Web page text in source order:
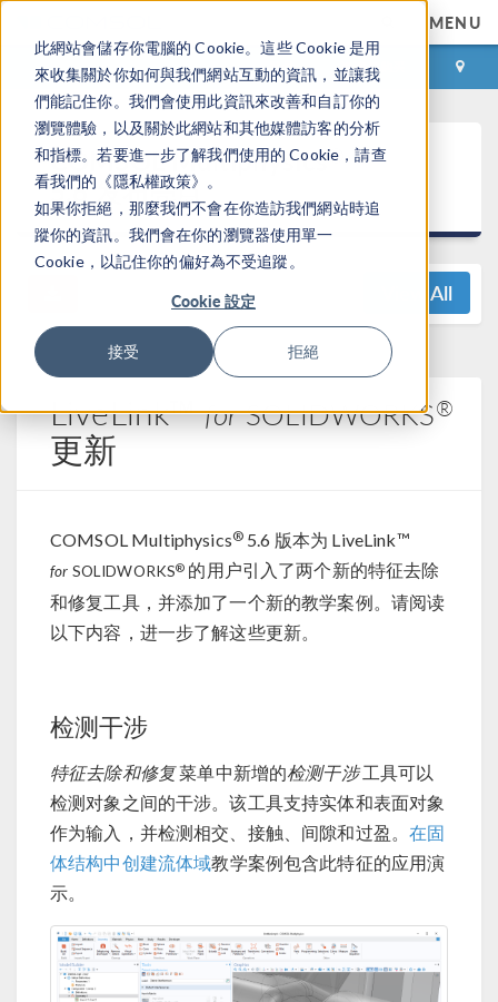
此網站會儲存你電腦的 Cookie。這些 Cookie 是用
來收集關於你如何與我們網站互動的資訊，並讓我
們能記住你。我們會使用此資訊來改善和自訂你的
瀏覽體驗，以及關於此網站和其他媒體訪客的分析
和指標。若要進一步了解我們使用的 Cookie，請查
看我們的《隱私權政策》。
如果你拒絕，那麼我們不會在你造訪我們網站時追
蹤你的資訊。我們會在你的瀏覽器使用單一
Cookie，以記住你的偏好為不受追蹤。
Cookie 設定
接受 拒絕
MENU
登录 咨询与购买
COMSOL Multiphysics®
5.6 发布亮点
View All
LiveLink™forSOLIDWORKS®
更新
COMSOL Multiphysics® 5.6 版本为 LiveLink™
for SOLIDWORKS® 的用户引入了两个新的特征去除
和修复工具，并添加了一个新的教学案例。请阅读
以下内容，进一步了解这些更新。
检测干涉
特征去除和修复菜单中新增的检测干涉工具可以
检测对象之间的干涉。该工具支持实体和表面对象
作为输入，并检测相交、接触、间隙和过盈。 在固
体结构中创建流体域教学案例包含此特征的应用演
示。